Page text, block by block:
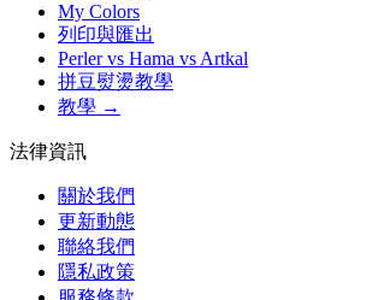
My Colors
列印與匯出
Perler vs Hama vs Artkal
拼豆熨燙教學
教學 →
法律資訊
關於我們
更新動態
聯絡我們
隱私政策